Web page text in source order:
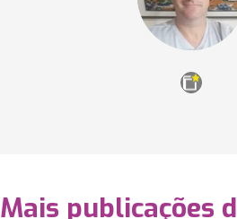
Mais publicações